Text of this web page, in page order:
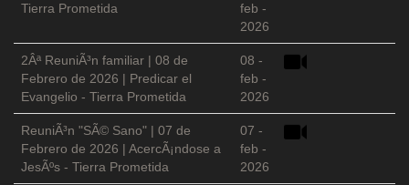
Tierra Prometida
feb -
2026
2Âª ReuniÃ³n familiar | 08 de
Febrero de 2026 | Predicar el
Evangelio - Tierra Prometida
08 -
feb -
2026
ReuniÃ³n "SÃ© Sano" | 07 de
Febrero de 2026 | AcercÃ¡ndose a
JesÃºs - Tierra Prometida
07 -
feb -
2026